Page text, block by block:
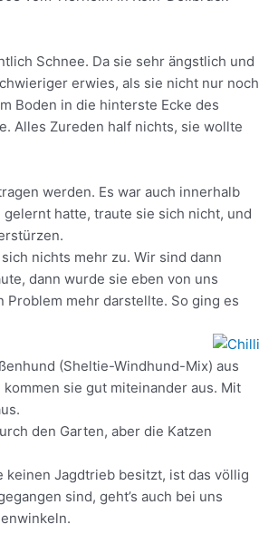
Schnee. Da sie sehr ängstlich und
erwies, als sie nicht nur noch
Boden in die hinterste Ecke des
Alles Zureden half nichts, sie wollte
werden. Es war auch innerhalb
hatte, traute sie sich nicht, und
nichts mehr zu. Wir sind dann
dann wurde sie eben von uns
mehr darstellte. So ging es
(Sheltie-Windhund-Mix) aus
sie gut miteinander aus. Mit
den Garten, aber die Katzen
keinen Jagdtrieb besitzt, ist das völlig
sind, geht’s auch bei uns